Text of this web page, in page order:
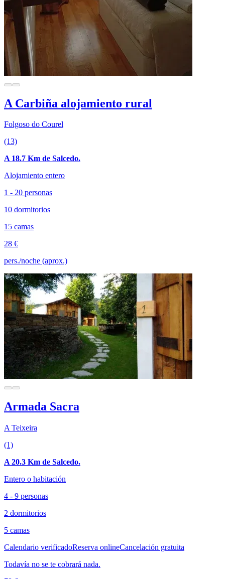
A Carbiña alojamiento rural
Folgoso do Courel
(13)
A 18.7 Km de Salcedo.
Alojamiento entero
1 - 20 personas
10 dormitorios
15 camas
28 €
pers./noche (aprox.)
Armada Sacra
A Teixeira
(1)
A 20.3 Km de Salcedo.
Entero o habitación
4 - 9 personas
2 dormitorios
5 camas
Calendario verificadoReserva onlineCancelación gratuita
Todavía no se te cobrará nada.